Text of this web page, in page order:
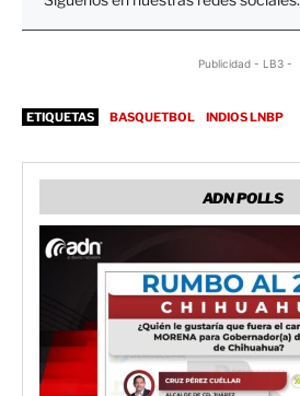
Publicidad - LB3 -
ETIQUETAS BASQUETBOL INDIOS LNBP
ADN POLLS